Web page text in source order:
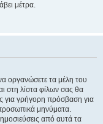
μέτρα.
οργανώσετε τα μέλη του
στη λίστα φίλων σας θα
για γρήγορη πρόσβαση για
προσωπικά μηνύματα.
από αυτά τα